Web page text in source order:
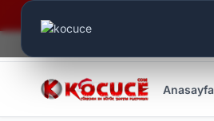
Anasayfa